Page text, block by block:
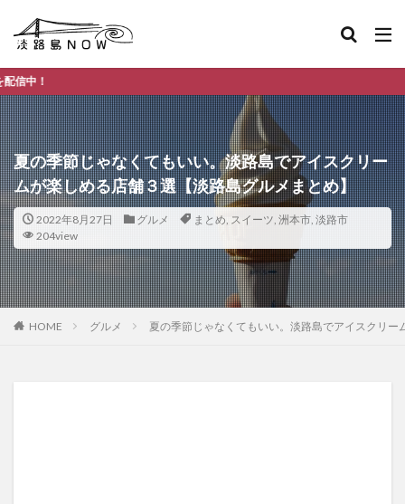
夏の季節じゃなくてもいい。淡路島でアイスクリー
ムが楽しめる店舗３選【淡路島グルメまとめ】
2022年8月27日 グルメ まとめ, スイーツ, 洲本市, 淡路市
204view
HOME グルメ 夏の季節じゃなくてもいい。淡路島でアイスクリ